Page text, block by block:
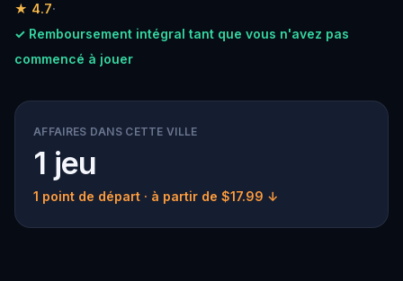
★ 4.7·
✓ Remboursement intégral tant que vous n'avez pas
commencé à jouer
AFFAIRES DANS CETTE VILLE
1 jeu
1 point de départ · à partir de $17.99 ↓